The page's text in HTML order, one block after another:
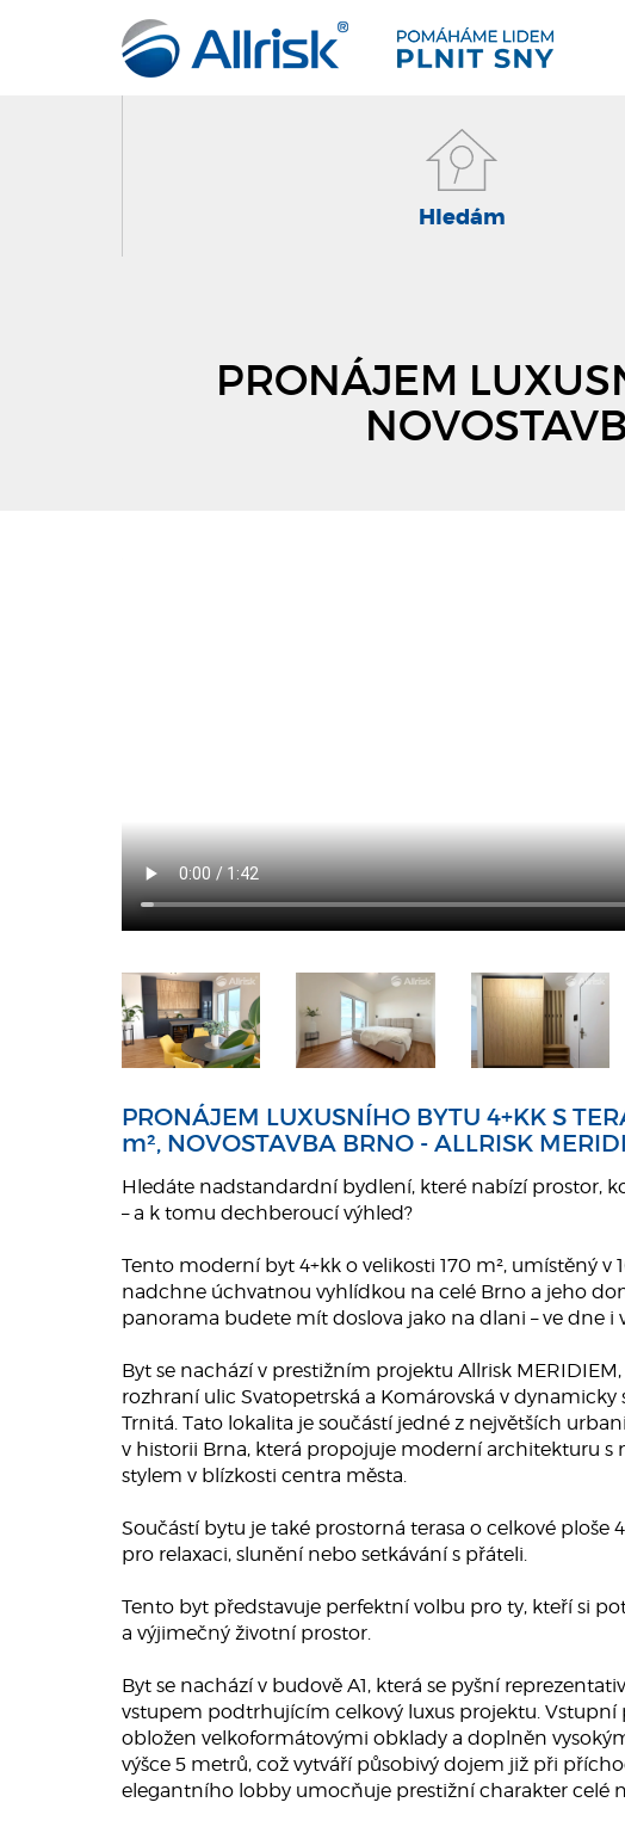
Hledám
PRONÁJEM
PRONÁJEM LUXUSNÍHO BYTU 4+KK S
m², NOVOSTAVBA BRNO - ALLRISK
Hledáte nadstandardní bydlení, které nabízí prostor,
– a k tomu dechberoucí výhled?
Tento moderní byt 4+kk o velikosti 170 m², umístěný v
nadchne úchvatnou vyhlídkou na celé Brno a jeho
panorama budete mít doslova jako na dlani – ve dne i
Byt se nachází v prestižním projektu Allrisk
rozhraní ulic Svatopetrská a Komárovská v dynamicky
Trnitá. Tato lokalita je součástí jedné z největších
v historii Brna, která propojuje moderní architekturu s
stylem v blízkosti centra města.
Součástí bytu je také prostorná terasa o celkové ploše
pro relaxaci, slunění nebo setkávání s přáteli.
Tento byt představuje perfektní volbu pro ty, kteří si
a výjimečný životní prostor.
Byt se nachází v budově A1, která se pyšní
vstupem podtrhujícím celkový luxus projektu. Vstupní
obložen velkoformátovými obklady a doplněn
výšce 5 metrů, což vytváří působivý dojem již při
elegantního lobby umocňuje prestižní charakter celé